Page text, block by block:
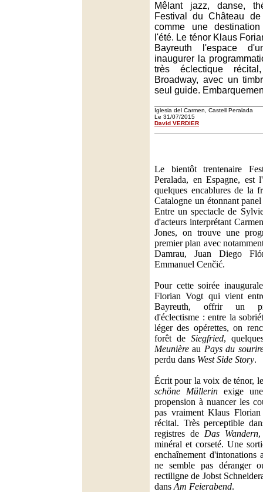
Mêlant jazz, danse,
Festival du Château
comme une
l'été. Le ténor Klaus
Bayreuth l'espace
inaugurer la
très éclectique
Broadway, avec un
seul guide.
Iglesia del Carmen, Castell Peralada
Le 31/07/2015
David VERDIER
Le bientôt trentenaire
Peralada, en Espagne, est
quelques encablures de la
Catalogne un étonnant
Entre un spectacle de
d'acteurs interprétant
Jones, on trouve une
premier plan avec
Damrau, Juan Diego
Emmanuel Cenčić.
Pour cette soirée
Florian Vogt qui vient
Bayreuth, offrir un
d'éclectisme : entre la
léger des opérettes, on
forêt de Siegfried,
Meunière au Pays du
perdu dans West Side Story.
Écrit pour la voix de ténor,
schöne Müllerin exige
propension à nuancer les
pas vraiment Klaus
récital. Très perceptible
registres de Das Wandern
minéral et corseté. Une
enchaînement d'intonations
ne semble pas déranger
rectiligne de Jobst
dans Am Feierabend.